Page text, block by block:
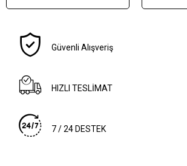
Güvenli Alışveriş
HIZLI TESLİMAT
7 / 24 DESTEK